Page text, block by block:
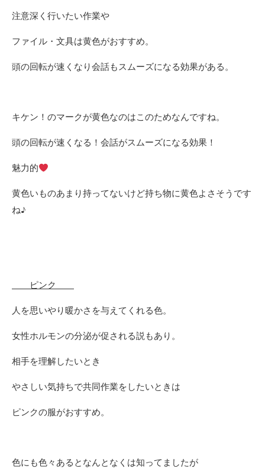
注意深く行いたい作業や
ファイル・文具は黄色がおすすめ。
頭の回転が速くなり会話もスムーズになる効果がある。
キケン！のマークが黄色なのはこのためなんですね。
頭の回転が速くなる！会話がスムーズになる効果！
魅力的
黄色いものあまり持ってないけど持ち物に黄色よさそうです
ね♪
ピンク
人を思いやり暖かさを与えてくれる色。
女性ホルモンの分泌が促される説もあり。
相手を理解したいとき
やさしい気持ちで共同作業をしたいときは
ピンクの服がおすすめ。
色にも色々あるとなんとなくは知ってましたが